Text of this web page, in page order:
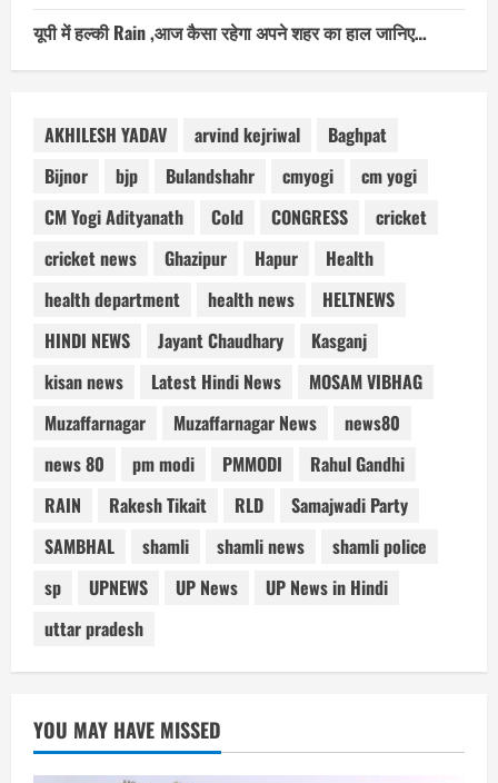
यूपी में हल्की Rain ,आज कैसा रहेगा अपने शहर का हाल जानिए…
AKHILESH YADAV arvind kejriwal
Baghpat
Bijnor
bjp Bulandshahr cmyogi
cm yogi
CM Yogi Adityanath
Cold CONGRESS
cricket
cricket news
Ghazipur Hapur
Health
health department
health news
HELTNEWS
HINDI NEWS
Jayant Chaudhary
Kasganj
kisan news
Latest Hindi News
MOSAM VIBHAG
Muzaffarnagar
Muzaffarnagar News
news80
news 80
pm modi PMMODI
Rahul Gandhi
RAIN
Rakesh Tikait RLD
Samajwadi Party
SAMBHAL
shamli shamli news
shamli police
sp
UPNEWS UP News
UP News in Hindi
uttar pradesh
YOU MAY HAVE MISSED